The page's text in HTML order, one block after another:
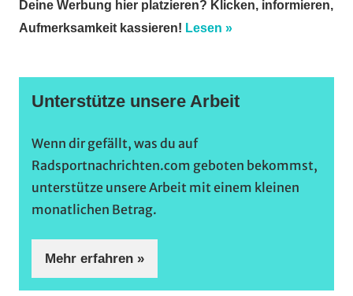
Deine Werbung hier platzieren? Klicken, informieren,
Aufmerksamkeit kassieren! Lesen »
Unterstütze unsere Arbeit
Wenn dir gefällt, was du auf
Radsportnachrichten.com geboten bekommst,
unterstütze unsere Arbeit mit einem kleinen
monatlichen Betrag.
Mehr erfahren »